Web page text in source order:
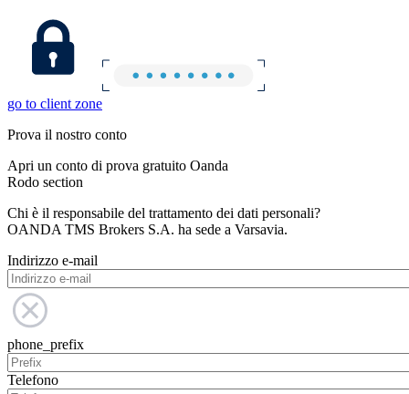
go to client zone
Prova il nostro conto
Apri un conto di prova gratuito Oanda
Rodo section
Chi è il responsabile del trattamento dei dati personali?
OANDA TMS Brokers S.A. ha sede a Varsavia.
Indirizzo e-mail
phone_prefix
Telefono